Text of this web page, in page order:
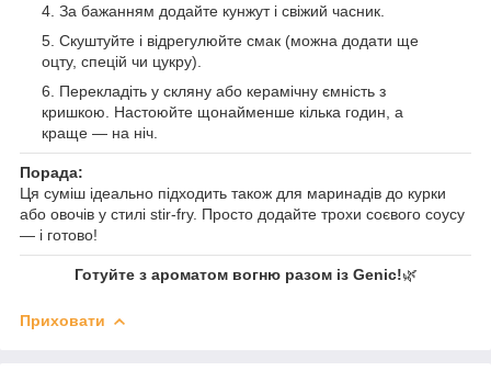
За бажанням додайте кунжут і свіжий часник.
Скуштуйте і відрегулюйте смак (можна додати ще
оцту, спецій чи цукру).
Перекладіть у скляну або керамічну ємність з
кришкою. Настоюйте щонайменше кілька годин, а
краще — на ніч.
Порада:
Ця суміш ідеально підходить також для маринадів до курки
або овочів у стилі stir-fry. Просто додайте трохи соєвого соусу
— і готово!
Готуйте з ароматом вогню разом із Genic!🌿
Приховати